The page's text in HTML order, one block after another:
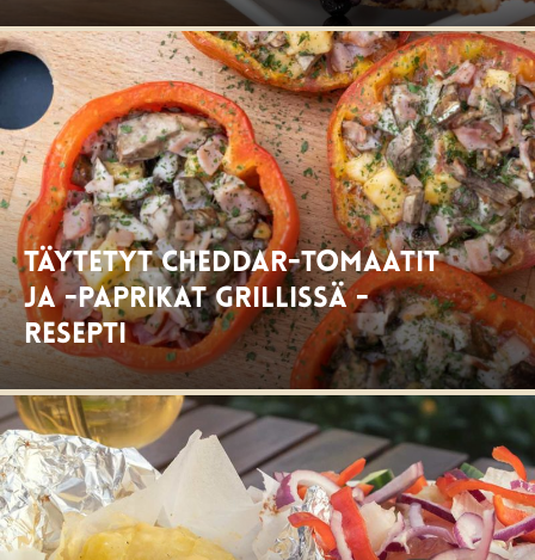
Täytetyt cheddar-tomaatit
ja -paprikat grillissä -
resepti